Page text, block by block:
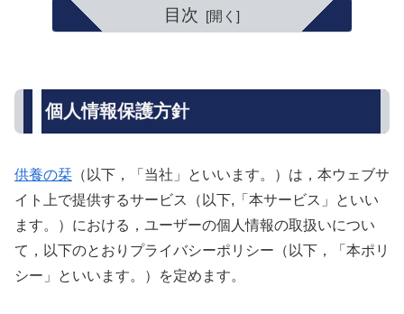
目次
個人情報保護方針
供養の栞 （以下，「当社」といいます。）は，本ウェブサ
イト上で提供するサービス（以下,「本サービス」といい
ます。）における，ユーザーの個人情報の取扱いについ
て，以下のとおりプライバシーポリシー（以下，「本ポリ
シー」といいます。）を定めます。